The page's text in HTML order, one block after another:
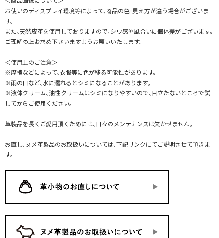
お使いのディスプレイ環境等によって、商品の色・見え方が違う場合がございま
す。
また、天然皮革を使用しておりますので、シワ感や風合いに個体差がございます。
ご理解の上お求め下さいますようお願いいたします。
＜使用上のご注意＞
※摩擦などによって、衣服等に色が移る可能性があります。
※雨の日など、水に濡れるとシミになることがあります。
※液体クリーム、油性クリームはシミになりやすいので、目立たないところで試
してからご使用ください。
革製品を長くご愛用頂くためには、日々のメンテナンスは欠かせません。
お直し、ヌメ革製品のお取扱いについては、下記リンクにてご説明させて頂きま
す。